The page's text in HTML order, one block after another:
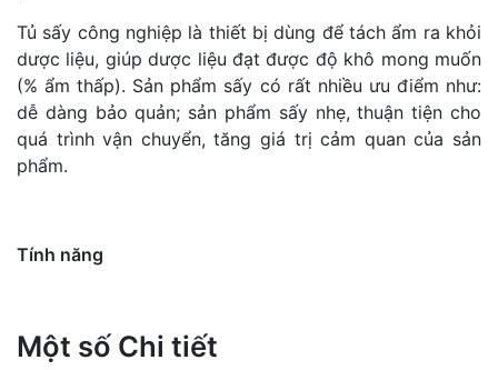
Tủ sấy công nghiệp là thiết bị dùng để tách ẩm ra khỏi
dược liệu, giúp dược liệu đạt được độ khô mong muốn
(% ẩm thấp). Sản phẩm sấy có rất nhiều ưu điểm như:
dễ dàng bảo quản; sản phẩm sấy nhẹ, thuận tiện cho
quá trình vận chuyển, tăng giá trị cảm quan của sản
phẩm.
Tính năng
Một số Chi tiết